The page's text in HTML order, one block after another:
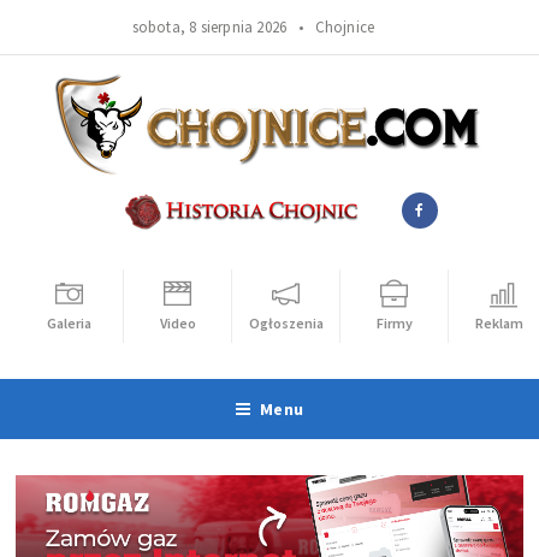
sobota, 8 sierpnia 2026 • Chojnice
Galeria Video Ogłoszenia Firmy Reklama
Menu